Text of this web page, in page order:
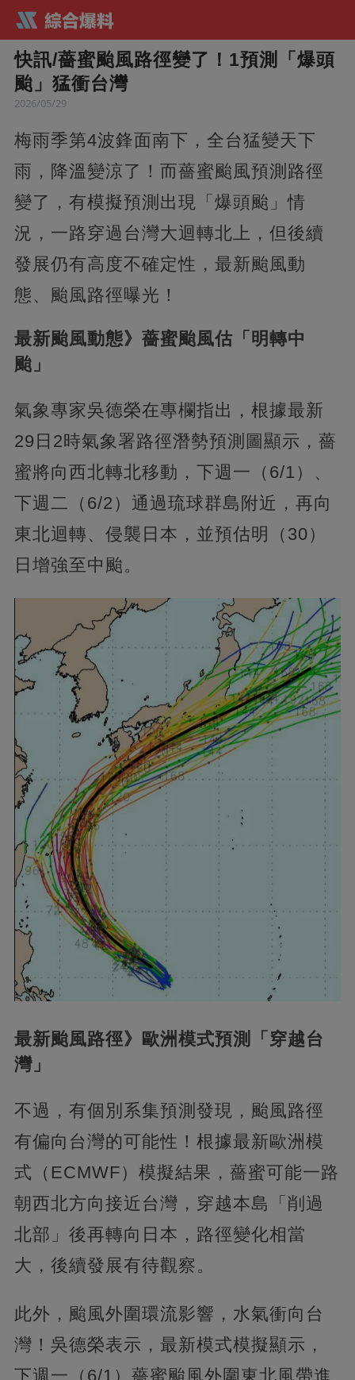
快訊/薔蜜颱風路徑變了！1預測「爆頭
颱」猛衝台灣
2026/05/29
梅雨季第4波鋒面南下，全台猛變天下
雨，降溫變涼了！而薔蜜颱風預測路徑
變了，有模擬預測出現「爆頭颱」情
況，一路穿過台灣大迴轉北上，但後續
發展仍有高度不確定性，最新颱風動
態、颱風路徑曝光！
最新颱風動態》薔蜜颱風估「明轉中
颱」
氣象專家吳德榮在專欄指出，根據最新
29日2時氣象署路徑潛勢預測圖顯示，薔
蜜將向西北轉北移動，下週一（6/1）、
下週二（6/2）通過琉球群島附近，再向
東北迴轉、侵襲日本，並預估明（30）
日增強至中颱。
最新颱風路徑》歐洲模式預測「穿越台
灣」
不過，有個別系集預測發現，颱風路徑
有偏向台灣的可能性！根據最新歐洲模
式（ECMWF）模擬結果，薔蜜可能一路
朝西北方向接近台灣，穿越本島「削過
北部」後再轉向日本，路徑變化相當
大，後續發展有待觀察。
此外，颱風外圍環流影響，水氣衝向台
灣！吳德榮表示，最新模式模擬顯示，
下週一（6/1）薔蜜颱風外圍東北風帶進